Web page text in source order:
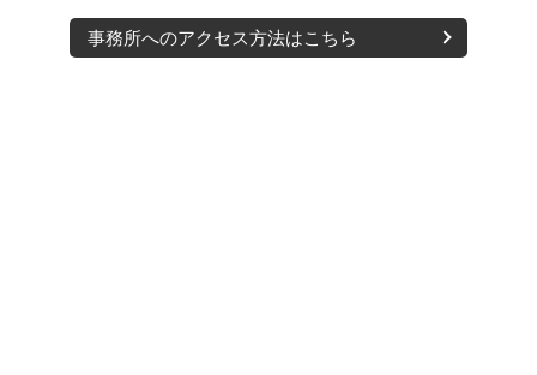
事務所へのアクセス方法はこちら